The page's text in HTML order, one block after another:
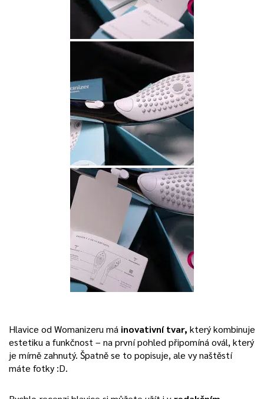
Hlavice od Womanizeru má inovativní tvar, který kombinuje
estetiku a funkčnost – na první pohled připomíná ovál, který
je mírně zahnutý. Špatně se to popisuje, ale vy naštěstí
máte fotky :D.